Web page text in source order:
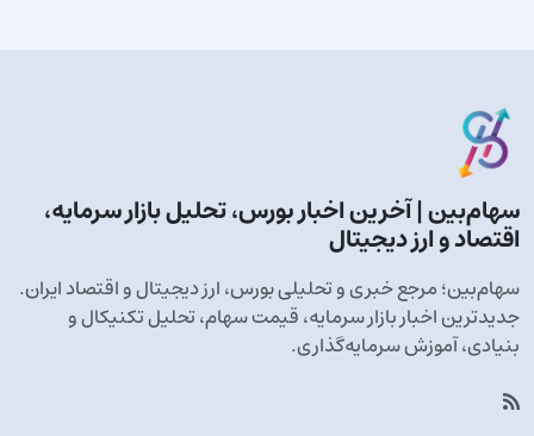
سهام‌بین | آخرین اخبار بورس، تحلیل بازار سرمایه،
اقتصاد و ارز دیجیتال
سهام‌بین؛ مرجع خبری و تحلیلی بورس، ارز دیجیتال و اقتصاد ایران.
جدیدترین اخبار بازار سرمایه، قیمت سهام، تحلیل تکنیکال و
بنیادی، آموزش سرمایه‌گذاری.